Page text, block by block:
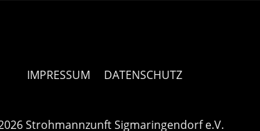
IMPRESSUM DATENSCHUTZ
Strohmannzunft Sigmaringendorf e.V.